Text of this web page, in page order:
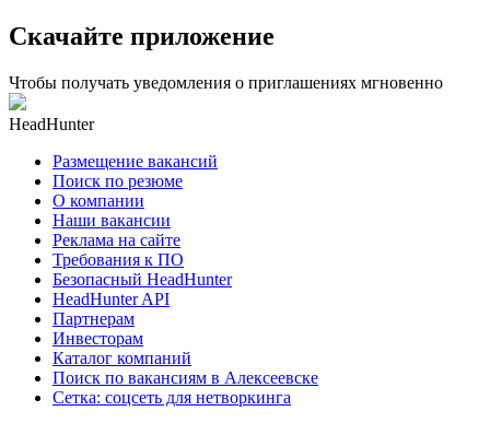
Скачайте приложение
Чтобы получать уведомления о приглашениях мгновенно
HeadHunter
Размещение вакансий
Поиск по резюме
О компании
Наши вакансии
Реклама на сайте
Требования к ПО
Безопасный HeadHunter
HeadHunter API
Партнерам
Инвесторам
Каталог компаний
Поиск по вакансиям в Алексеевске
Сетка: соцсеть для нетворкинга